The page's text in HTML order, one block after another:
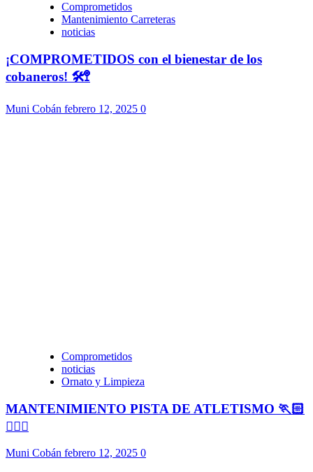
Comprometidos
Mantenimiento Carreteras
noticias
¡COMPROMETIDOS con el bienestar de los
cobaneros! 🛠️🚏
Muni Cobán febrero 12, 2025 0
Comprometidos
noticias
Ornato y Limpieza
MANTENIMIENTO PISTA DE ATLETISMO 🏃🏻
🏃🏻‍♀️
Muni Cobán febrero 12, 2025 0